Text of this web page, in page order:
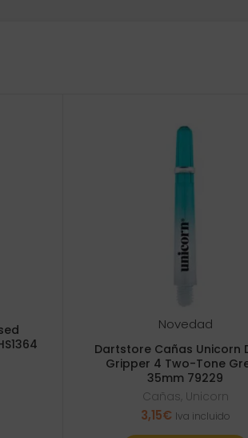
Novedad
Dartstore Cañas Unicorn
Gripper 4 Two-Tone
35mm 79229
Cañas, Unicorn
3,15€ Iva incluido